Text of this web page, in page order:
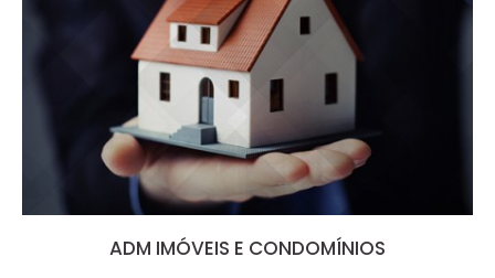
ADM IMÓVEIS E CONDOMÍNIOS